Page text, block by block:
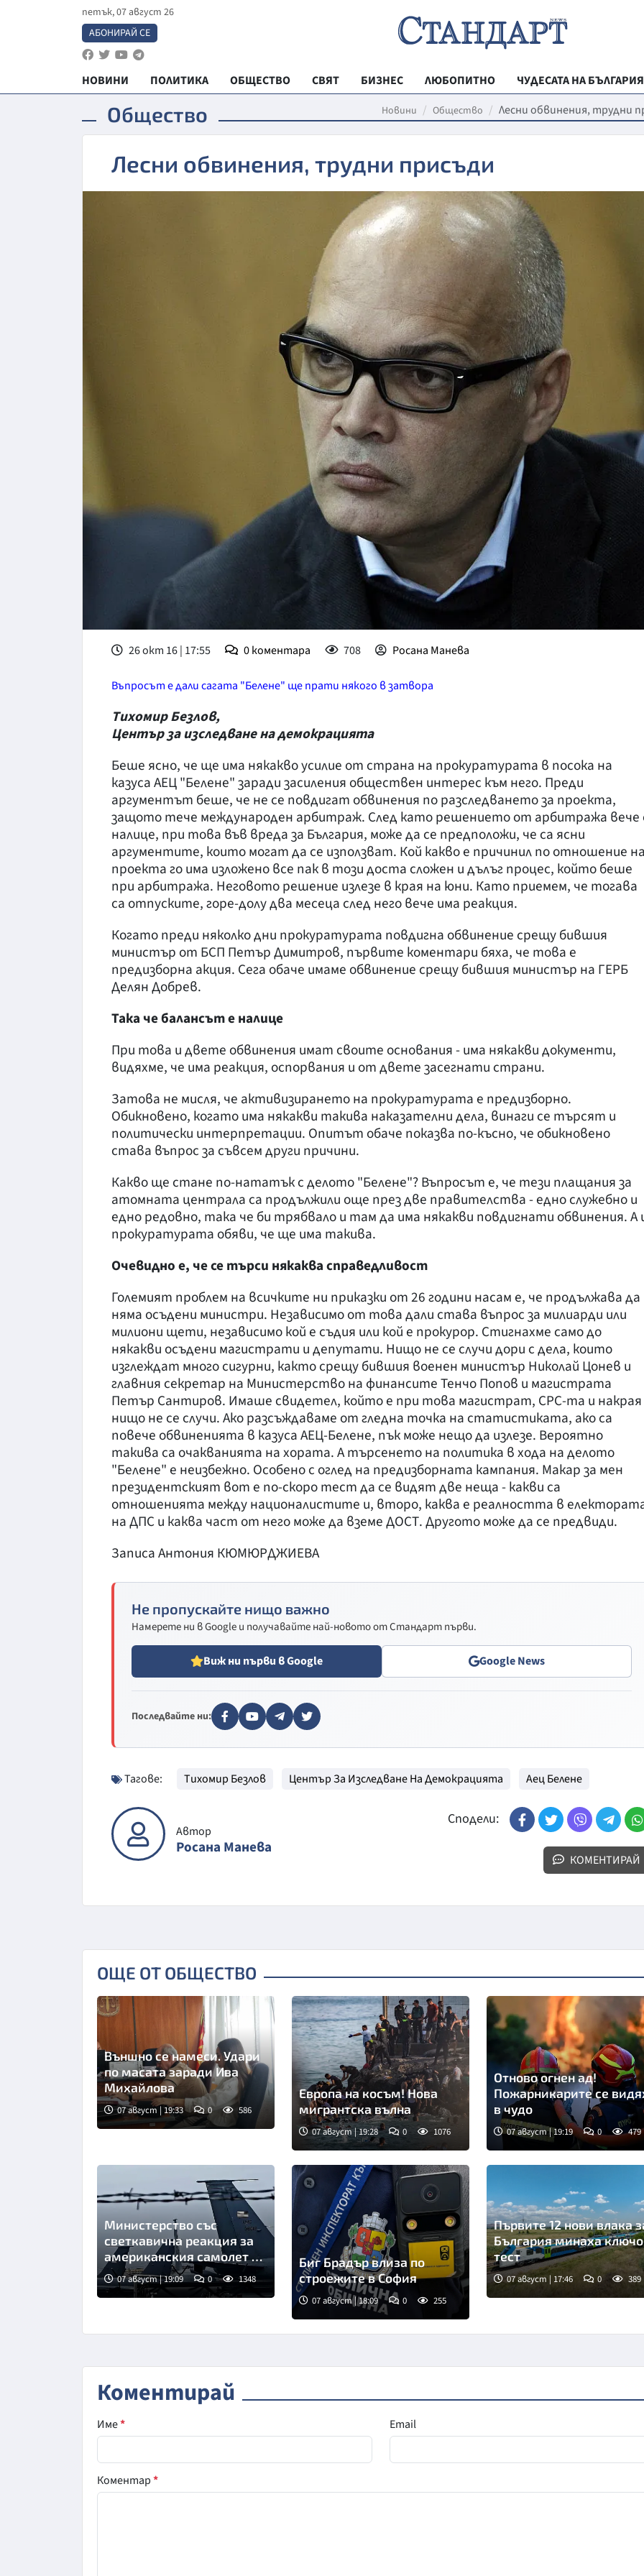
петък, 07 август 26
АБОНИРАЙ СЕ
НОВИНИ ПОЛИТИКА ОБЩЕСТВО СВЯТ БИЗНЕС ЛЮБОПИТНО
ЧУДЕСАТА НА БЪЛГАРИЯ
РЕГИОНАЛНИ
ВЕСТНИК
ПРАВОСЪДИЕ
ВОЙНАТА В
Общество Новини Общество Лесни обвинения, трудни
Лесни обвинения, трудни присъди
26 окт 16 | 17:55 0коментара 708 Росана Манева
Въпросът е дали сагата "Белене" ще прати някого в затвора
Тихомир Безлов,
Център за изследване на демокрацията
Беше ясно, че ще има някакво усилие от страна на прокуратурата в посока на
казуса АЕЦ "Белене" заради засиления обществен интерес към него. Преди
аргументът беше, че не се повдигат обвинения по разследването за проекта,
защото тече международен арбитраж. След като решението от арбитража вече
налице, при това във вреда за България, може да се предположи, че са ясни
аргументите, които могат да се използват. Кой какво е причинил по отношение
проекта го има изложено все пак в този доста сложен и дълъг процес, който беше
при арбитража. Неговото решение излезе в края на юни. Като приемем, че тогава
са отпуските, горе-долу два месеца след него вече има реакция.
Когато преди няколко дни прокуратурата повдигна обвинение срещу бившия
министър от БСП Петър Димитров, първите коментари бяха, че това е
предизборна акция. Сега обаче имаме обвинение срещу бившия министър на ГЕРБ
Делян Добрев.
Така че балансът е налице
При това и двете обвинения имат своите основания - има някакви документи,
видяхме, че има реакция, оспорвания и от двете засегнати страни.
Затова не мисля, че активизирането на прокуратурата е предизборно.
Обикновено, когато има някакви такива наказателни дела, винаги се търсят и
политически интерпретации. Опитът обаче показва по-късно, че обикновено
става въпрос за съвсем други причини.
Какво ще стане по-нататък с делото "Белене"? Въпросът е, че тези плащания за
атомната централа са продължили още през две правителства - едно служебно и
едно редовно, така че би трябвало и там да има някакви повдигнати обвинения. А
прокуратурата обяви, че ще има такива.
Очевидно е, че се търси някаква справедливост
Големият проблем на всичките ни приказки от 26 години насам е, че продължава да
няма осъдени министри. Независимо от това дали става въпрос за милиарди или
милиони щети, независимо кой е съдия или кой е прокурор. Стигнахме само до
някакви осъдени магистрати и депутати. Нищо не се случи дори с дела, които
изглеждат много сигурни, както срещу бившия военен министър Николай Цонев и
главния секретар на Министерство на финансите Тенчо Попов и магистрата
Петър Сантиров. Имаше свидетел, който е при това магистрат, СРС-та и накрая
нищо не се случи. Ако разсъждаваме от гледна точка на статистиката, ако са
повече обвиненията в казуса АЕЦ-Белене, пък може нещо да излезе. Вероятно
такива са очакванията на хората. А търсенето на политика в хода на делото
"Белене" е неизбежно. Особено с оглед на предизборната кампания. Макар за мен
президентският вот е по-скоро тест да се видят две неща - какви са
отношенията между националистите и, второ, каква е реалността в
на ДПС и каква част от него може да вземе ДОСТ. Другото може да се предвиди.
Записа Антония КЮМЮРДЖИЕВА
Не пропускайте нищо важно
Намерете ни в Google и получавайте най-новото от Стандарт първи.
Виж ни първи в Google Google News
Последвайте ни:
Тагове: Тихомир Безлов Център За Изследване На Демокрацията Аец Белене
Автор
Росана Манева
Сподели:
КОМЕНТИРАЙ
ОЩЕ ОТ ОБЩЕСТВО
Външно се намеси. Удари
по масата заради Ива
Михайлова
07 август | 19:33 0 586
Снимка: Асошиейтед прес
Европа на косъм! Нова
мигрантска вълна
07 август | 19:28 0 1076
Снимка: АП/БТА
Отново огнен ад!
Пожарникарите се
в чудо
07 август | 19:19 0 479
Министерство със
светкавична реакция за
американския самолет на
летището в София
07 август | 19:09 0 1348
Снимка: БНТ
Биг Брадър влиза по
строежите в София
07 август | 18:09 0 255
Първите 12 нови влака
България минаха
тест
07 август | 17:46 0 389
Коментирай
Име* Email
Коментар*